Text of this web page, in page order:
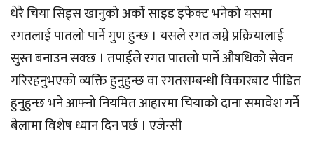
धेरै चिया सिड्स खानुको अर्को साइड इफेक्ट भनेको यसमा
रगतलाई पातलो पार्ने गुण हुन्छ । यसले रगत जम्ने प्रक्रियालाई
सुस्त बनाउन सक्छ । तपाईंले रगत पातलो पार्ने औषधिको सेवन
गरिरहनुभएको व्यक्ति हुनुहुन्छ वा रगतसम्बन्धी विकारबाट पीडित
हुनुहुन्छ भने आफ्नो नियमित आहारमा चियाको दाना समावेश गर्ने
बेलामा विशेष ध्यान दिन पर्छ । एजेन्सी